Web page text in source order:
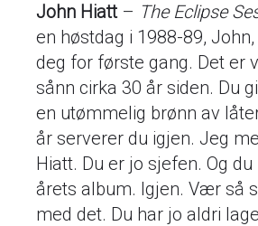
John Hiatt– The Eclipse
en høstdag i 1988-89,
deg for første gang. Det er
sånn cirka 30 år siden. Du
en utømmelig brønn av
år serverer du igjen. Jeg
Hiatt. Du er jo sjefen. Og
årets album. Igjen. Vær så
med det. Du har jo aldri